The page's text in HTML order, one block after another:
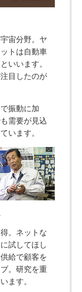
宙分野。ヤ
トは自動車
いいます。
目したのが
振動に加
需要が見込
います。
。ネットな
試してほし
給で顧客を
。研究を重
ます。